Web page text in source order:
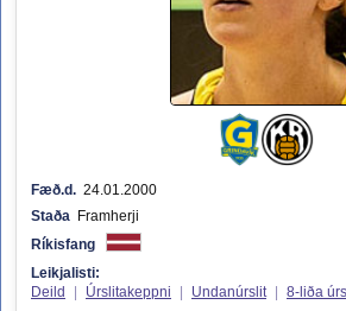
Fæð.d. 24.01.2000
Staða Framherji
Ríkisfang
Leikjalisti:
Deild
Úrslitakeppni Undanúrslit 8-liða